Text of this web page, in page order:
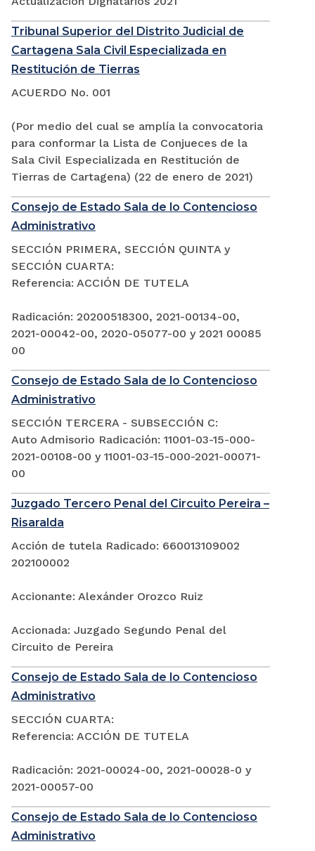
Tribunal Superior del Distrito Judicial de
Cartagena Sala Civil Especializada en
Restitución de Tierras
ACUERDO No. 001
(Por medio del cual se amplía la convocatoria
para conformar la Lista de Conjueces de la
Sala Civil Especializada en Restitución de
Tierras de Cartagena) (22 de enero de 2021)
Consejo de Estado Sala de lo Contencioso
Administrativo
SECCIÓN PRIMERA, SECCIÓN QUINTA y
SECCIÓN CUARTA:
Referencia: ACCIÓN DE TUTELA
Radicación: 20200518300, 2021-00134-00,
2021-00042-00, 2020-05077-00 y 2021 00085
00
Consejo de Estado Sala de lo Contencioso
Administrativo
SECCIÓN TERCERA - SUBSECCIÓN C:
Auto Admisorio Radicación: 11001-03-15-000-
2021-00108-00 y 11001-03-15-000-2021-00071-
00
Juzgado Tercero Penal del Circuito Pereira –
Risaralda
Acción de tutela Radicado: 660013109002
202100002
Accionante: Alexánder Orozco Ruiz
Accionada: Juzgado Segundo Penal del
Circuito de Pereira
Consejo de Estado Sala de lo Contencioso
Administrativo
SECCIÓN CUARTA:
Referencia: ACCIÓN DE TUTELA
Radicación: 2021-00024-00, 2021-00028-0 y
2021-00057-00
Consejo de Estado Sala de lo Contencioso
Administrativo